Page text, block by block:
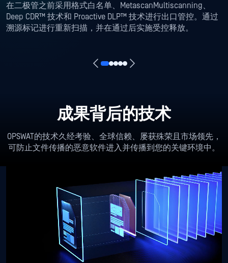
在二极管之前采用格式白名单、MetascanMultiscanning、
Deep CDR™ 技术和 Proactive DLP™ 技术进行出口管控。通过
溯源标记进行重新扫描，并在通过后实施受控释放。
成果背后的技术
OPSWAT的技术久经考验、全球信赖、屡获殊荣且市场领先，
可防止文件传播的恶意软件进入并传播到您的关键环境中。